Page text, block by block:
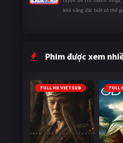
khả năng đặc biệt có thể
Phim được xem
FULL HD VIETSUB FULL